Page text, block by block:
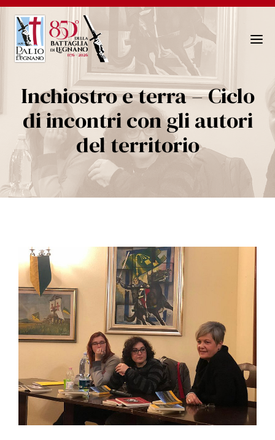
N
g
o
n
e
Inchiostro e terra – Ciclo
di incontri con gli autori
del territorio